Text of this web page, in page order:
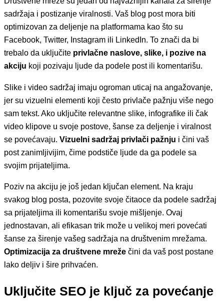
sadržaja i postizanje viralnosti. Vaš blog post mora biti
optimizovan za deljenje na platformama kao što su
Facebook, Twitter, Instagram ili LinkedIn. To znači da bi
trebalo da uključite privlačne naslove, slike, i pozive na
akciju koji pozivaju ljude da podele post ili komentarišu.
Slike i video sadržaj imaju ogroman uticaj na angažovanje,
jer su vizuelni elementi koji često privlače pažnju više nego
sam tekst. Ako uključite relevantne slike, infografike ili čak
video klipove u svoje postove, šanse za deljenje i viralnost
se povećavaju. Vizuelni sadržaj privlači pažnju i čini vaš
post zanimljivijim, čime podstiče ljude da ga podele sa
svojim prijateljima.
Poziv na akciju je još jedan ključan element. Na kraju
svakog blog posta, pozovite svoje čitaoce da podele sadržaj
sa prijateljima ili komentarišu svoje mišljenje. Ovaj
jednostavan, ali efikasan trik može u velikoj meri povećati
šanse za širenje vašeg sadržaja na društvenim mrežama.
Optimizacija za društvene mreže čini da vaš post postane
lako deljiv i šire prihvaćen.
Uključite SEO je ključ za povećanje